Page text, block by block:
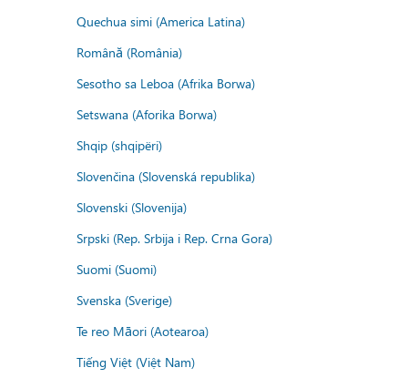
Quechua simi (America Latina)
Română (România)
Sesotho sa Leboa (Afrika Borwa)
Setswana (Aforika Borwa)
Shqip (shqipëri)
Slovenčina (Slovenská republika)
Slovenski (Slovenija)
Srpski (Rep. Srbija i Rep. Crna Gora)
Suomi (Suomi)
Svenska (Sverige)
Te reo Māori (Aotearoa)
Tiếng Việt (Việt Nam)